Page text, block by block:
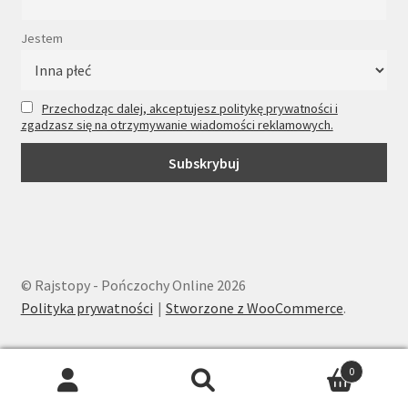
Jestem
Przechodząc dalej, akceptujesz politykę prywatności i
zgadzasz się na otrzymywanie wiadomości reklamowych.
© Rajstopy - Pończochy Online 2026
Polityka prywatności
Stworzone z WooCommerce.
Wyszukiwarka
0